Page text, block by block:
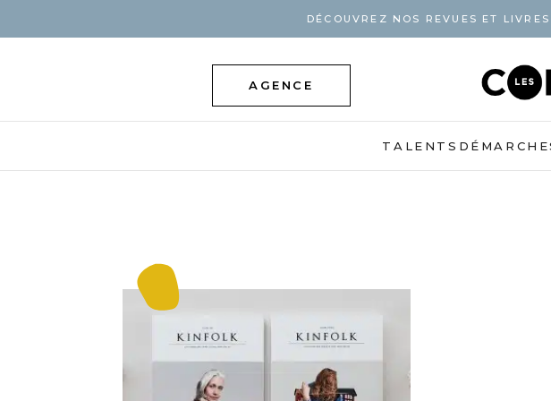
DÉCOUVREZ NOS REVUES ET
AGENCE
TALENTS